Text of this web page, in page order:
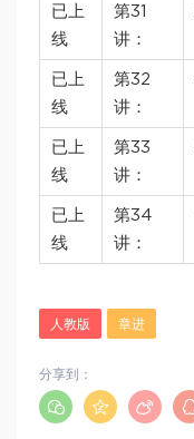
已上
线
第31
讲：
已上
线
第32
讲：
已上
线
第33
讲：
已上
线
第34
讲：
人教版 章进
分享到：